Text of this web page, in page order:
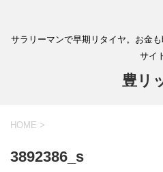
サラリーマンで早期リタイヤ。お金
サイ
豊リ
HOME >
3892386_s